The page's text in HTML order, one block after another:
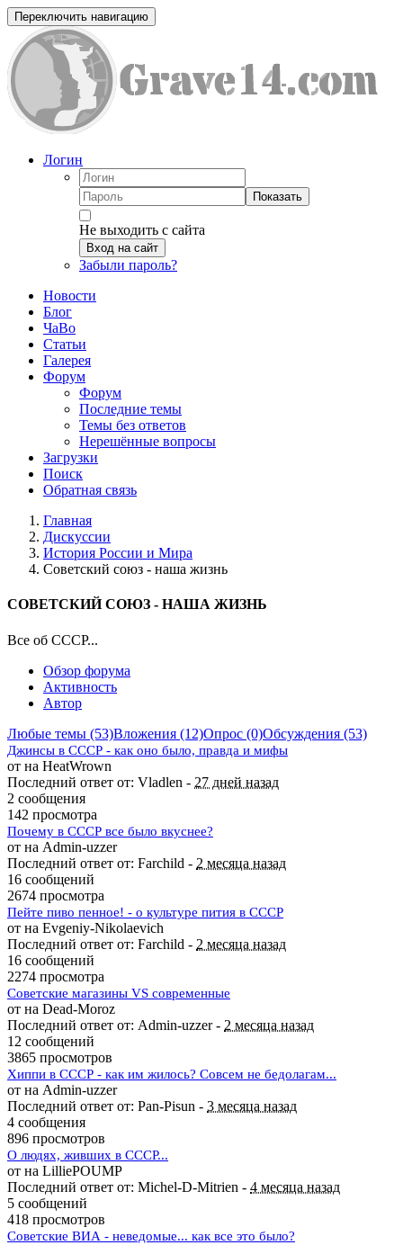
Переключить навигацию
Логин
Показать
Не выходить с сайта
Вход на сайт
Забыли пароль?
Новости
Блог
ЧаВо
Статьи
Галерея
Форум
Форум
Последние темы
Темы без ответов
Нерешённые вопросы
Загрузки
Поиск
Обратная связь
Главная
Дискуссии
История России и Мира
Советский союз - наша жизнь
СОВЕТСКИЙ СОЮЗ - НАША ЖИЗНЬ
Все об СССР...
Обзор форума
Активность
Автор
Любые темы (53)Вложения (12)Опрос (0)Обсуждения (53)
Джинсы в СССР - как оно было, правда и мифы
от на HeatWrown
Последний ответ от: Vladlen - 27 дней назад
2 сообщения
142 просмотра
Почему в СССР все было вкуснее?
от на Admin-uzzer
Последний ответ от: Farchild - 2 месяца назад
16 сообщений
2674 просмотра
Пейте пиво пенное! - о культуре пития в СССР
от на Evgeniy-Nikolaevich
Последний ответ от: Farchild - 2 месяца назад
16 сообщений
2274 просмотра
Советские магазины VS современные
от на Dead-Moroz
Последний ответ от: Admin-uzzer - 2 месяца назад
12 сообщений
3865 просмотров
Хиппи в СССР - как им жилось? Совсем не бедолагам...
от на Admin-uzzer
Последний ответ от: Pan-Pisun - 3 месяца назад
4 сообщения
896 просмотров
О людях, живших в СССР...
от на LilliePOUMP
Последний ответ от: Michel-D-Mitrien - 4 месяца назад
5 сообщений
418 просмотров
Советские ВИА - неведомые... как все это было?